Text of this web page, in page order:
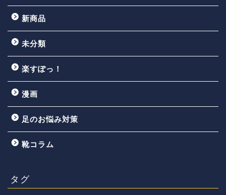
新商品
未分類
楽すぽっ！
漫画
足のお悩み対策
靴コラム
タグ